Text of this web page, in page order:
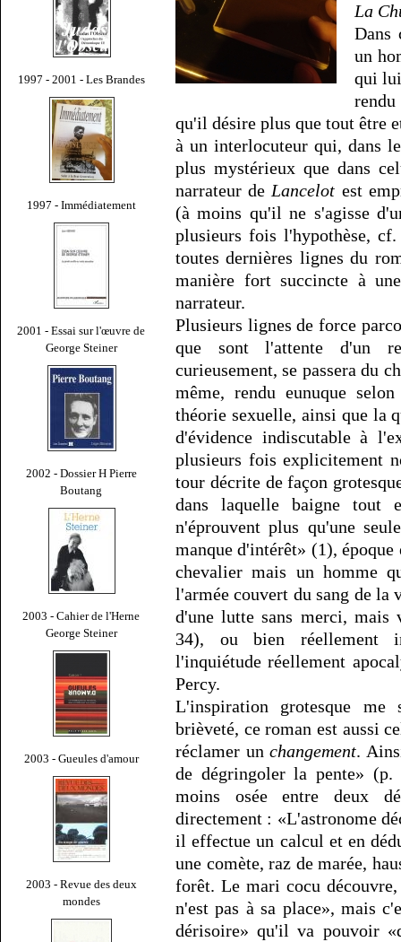
1997 - 2001 - Les Brandes
1997 - Immédiatement
2001 - Essai sur l'œuvre de
George Steiner
2002 - Dossier H Pierre
Boutang
2003 - Cahier de l'Herne
George Steiner
2003 - Gueules d'amour
2003 - Revue des deux
mondes
La
Dans
un
qui
qu'il désire plus que tout être
à un interlocuteur qui, dans
plus mystérieux que dans
narrateur de Lancelot est
(à moins qu'il ne s'agisse
plusieurs fois l'hypothèse,
toutes dernières lignes du
manière fort succincte à
narrateur.
Plusieurs lignes de force
que sont l'attente d'un
curieusement, se passera du
même, rendu eunuque
théorie sexuelle, ainsi que la
d'évidence indiscutable à
plusieurs fois explicitement
tour décrite de façon
dans laquelle baigne tout
n'éprouvent plus qu'une
manque d'intérêt» (1),
chevalier mais un homme
l'armée couvert du sang de
d'une lutte sans merci, mais
34), ou bien réellement
l'inquiétude réellement
Percy.
L'inspiration grotesque me
brièveté, ce roman est aussi
réclamer unchangement.
de dégringoler la pente»
moins osée entre deux
directement : «L'astronome
il effectue un calcul et en
une comète, raz de marée,
forêt. Le mari cocu
n'est pas à sa place», mais
dérisoire» qu'il va pouvoir